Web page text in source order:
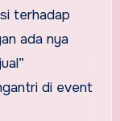
terhadap
ada nya
di event